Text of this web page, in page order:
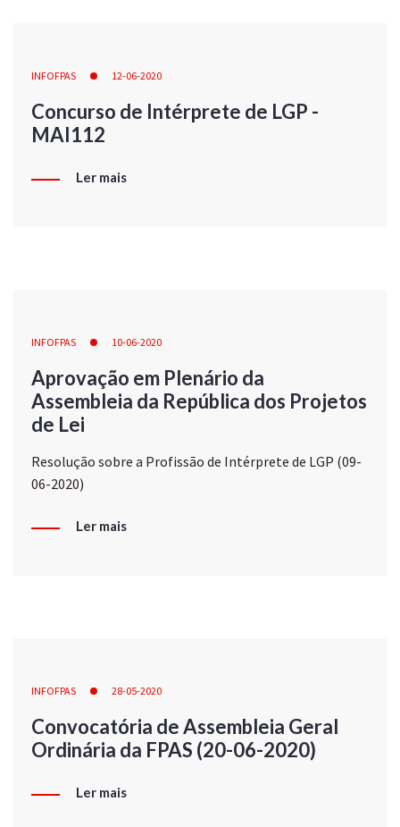
INFOFPAS 12-06-2020
Concurso de Intérprete de LGP -
MAI112
Ler mais
INFOFPAS 10-06-2020
Aprovação em Plenário da
Assembleia da República dos Projetos
de Lei
Resolução sobre a Profissão de Intérprete de LGP (09-
06-2020)
Ler mais
INFOFPAS 28-05-2020
Convocatória de Assembleia Geral
Ordinária da FPAS (20-06-2020)
Ler mais